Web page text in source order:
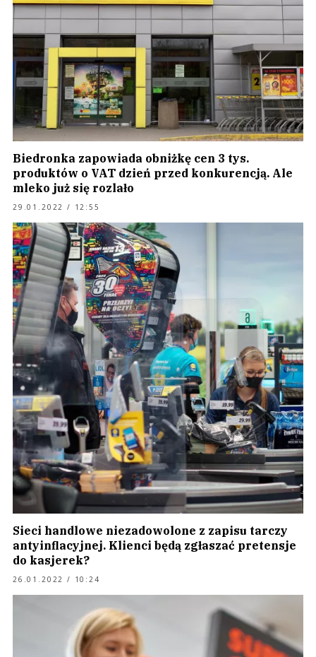
Biedronka zapowiada obniżkę cen 3 tys.
produktów o VAT dzień przed konkurencją. Ale
mleko już się rozlało
29.01.2022 / 12:55
Sieci handlowe niezadowolone z zapisu tarczy
antyinflacyjnej. Klienci będą zgłaszać pretensje
do kasjerek?
26.01.2022 / 10:24